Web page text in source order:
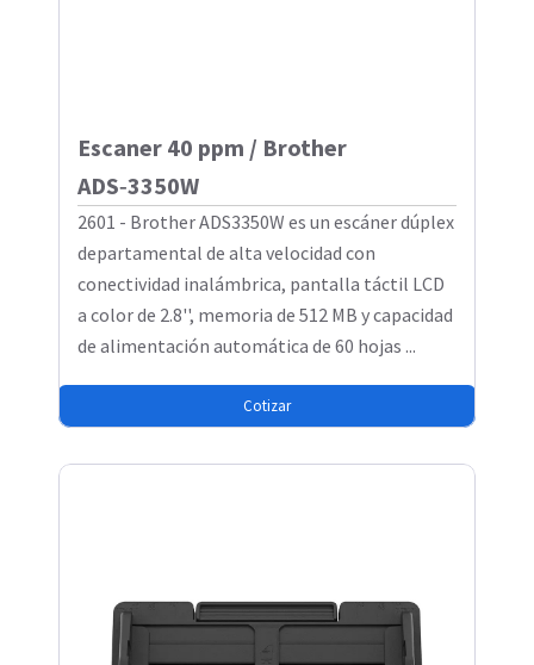
Escaner 40 ppm / Brother
ADS‑3350W
2601 - Brother ADS3350W es un escáner dúplex
departamental de alta velocidad con
conectividad inalámbrica, pantalla táctil LCD
a color de 2.8'', memoria de 512 MB y capacidad
de alimentación automática de 60 hojas ...
Cotizar